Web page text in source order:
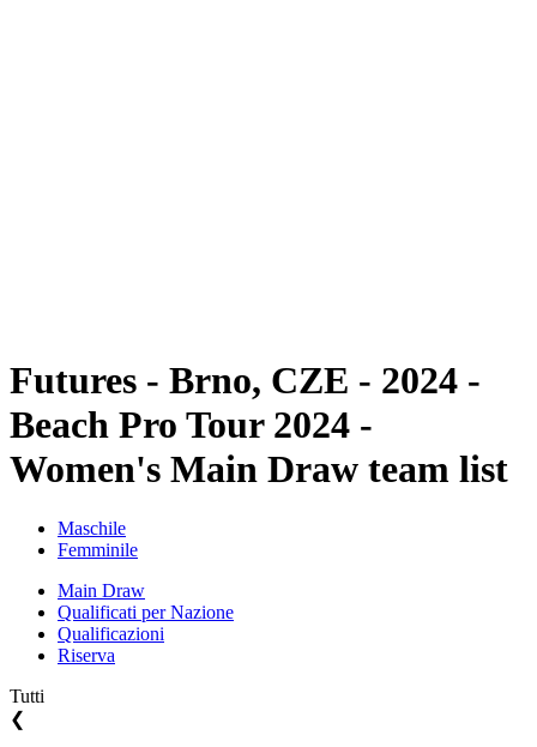
Futures - Brno, CZE - 2024 -
Beach Pro Tour 2024 -
Women's Main Draw team list
Maschile
Femminile
Main Draw
Qualificati per Nazione
Qualificazioni
Riserva
Tutti
❮